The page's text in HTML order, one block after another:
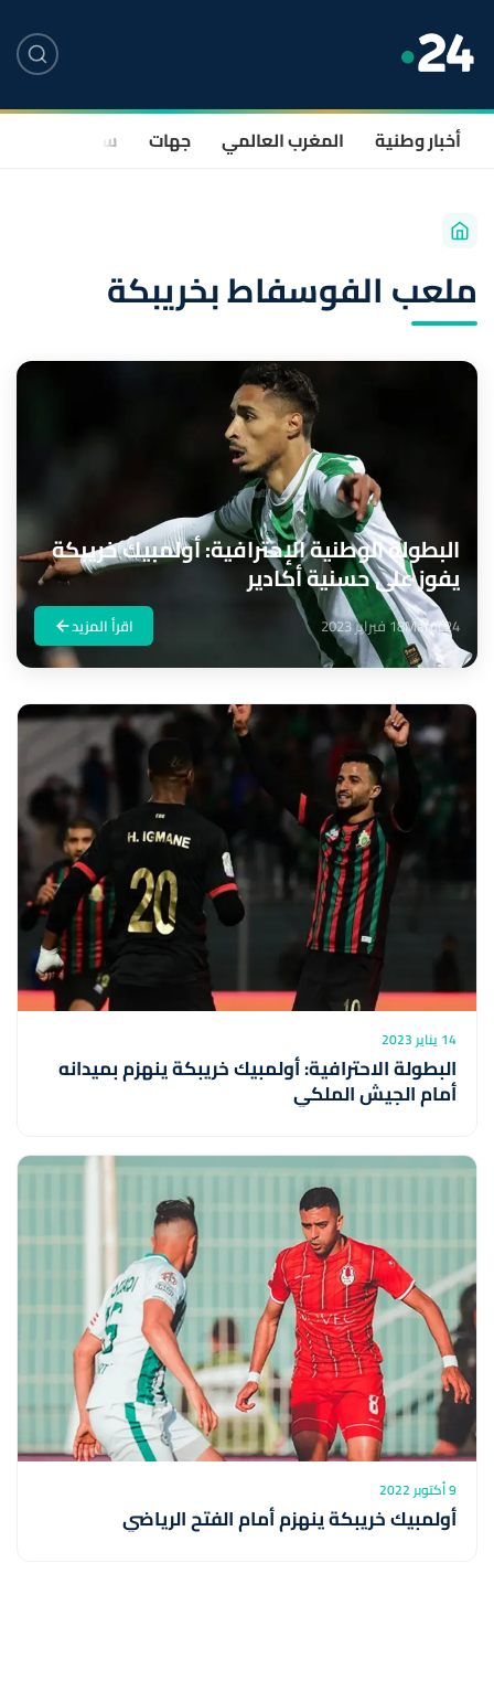
أخبار وطنية المغرب العالمي جهات سياسة
ملعب الفوسفاط بخريبكة
البطولة الوطنية الإحترافية: أولمبيك خريبكة
يفوز على حسنية أكادير
Maroc2418 فبراير 2023 اقرأ المزيد
14 يناير 2023
البطولة الاحترافية: أولمبيك خريبكة ينهزم بميدانه
أمام الجيش الملكي
9 أكتوبر 2022
أولمبيك خريبكة ينهزم أمام الفتح الرياضي